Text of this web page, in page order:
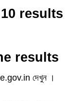
results
results
দেখুন ।